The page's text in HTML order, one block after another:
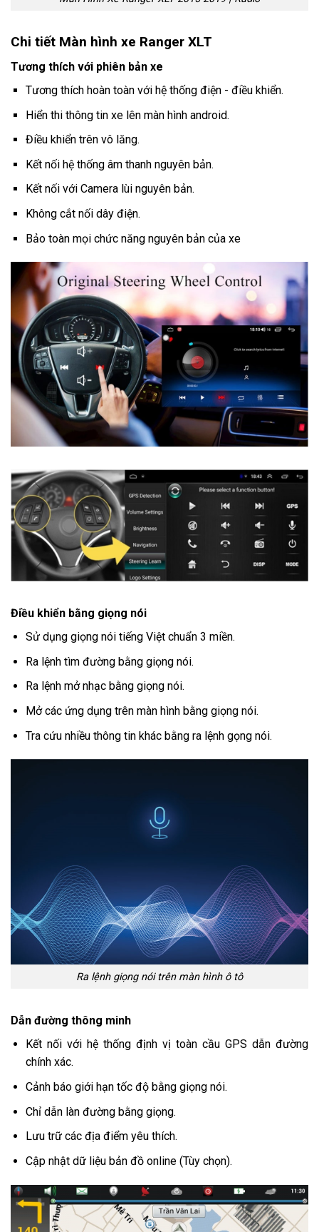
Chi tiết Màn hình xe Ranger XLT
Tương thích với phiên bản xe
Tương thích hoàn toàn với hệ thống điện - điều khiển.
Hiển thi thông tin xe lên màn hình android.
Điều khiển trên vô lăng.
Kết nối hệ thống âm thanh nguyên bản.
Kết nối với Camera lùi nguyên bản.
Không cắt nối dây điện.
Bảo toàn mọi chức năng nguyên bản của xe
Điều khiển bằng giọng nói
Sử dụng giọng nói tiếng Việt chuẩn 3 miền.
Ra lệnh tìm đường bằng giọng nói.
Ra lệnh mở nhạc bằng giọng nói.
Mở các ứng dụng trên màn hình bằng giọng nói.
Tra cứu nhiều thông tin khác bằng ra lệnh gọng nói.
Ra lệnh giọng nói trên màn hình ô tô
Dẫn đường thông minh
Kết nối với hệ thống định vị toàn cầu GPS dẫn đường
chính xác.
Cảnh báo giới hạn tốc độ bằng giọng nói.
Chỉ dẫn làn đường bằng giọng.
Lưu trữ các địa điểm yêu thích.
Cập nhật dữ liệu bản đồ online (Tùy chọn).